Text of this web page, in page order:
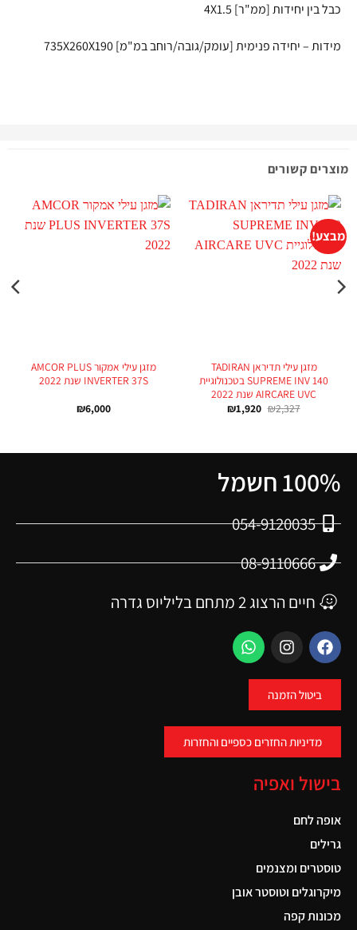
כבל בין יחידות [ממ"ר] 4X1.5
מידות – יחידה פנימית [עומק/גובה/רוחב במ"מ] 735X260X190
מוצרים קשורים
מבצע!
מזגן עילי תדיראן TADIRAN
SUPREME INV 140 בטכנולוגיית
AIRCARE UVC שנת 2022
₪2,327
₪1,920
מזגן עילי אמקור AMCOR PLUS
INVERTER 37S שנת 2022
₪6,000
100% חשמל
054-9120035
08-9110666
חיים הרצוג 2 מתחם בליליוס גדרה
ביטול הזמנה
מדיניות החזרים כספיים והחזרות
בישול ואפיה
אופה לחם
גרילים
טוסטרים ומצנמים
מיקרוגלים וטוסטר אובן
מכונות קפה